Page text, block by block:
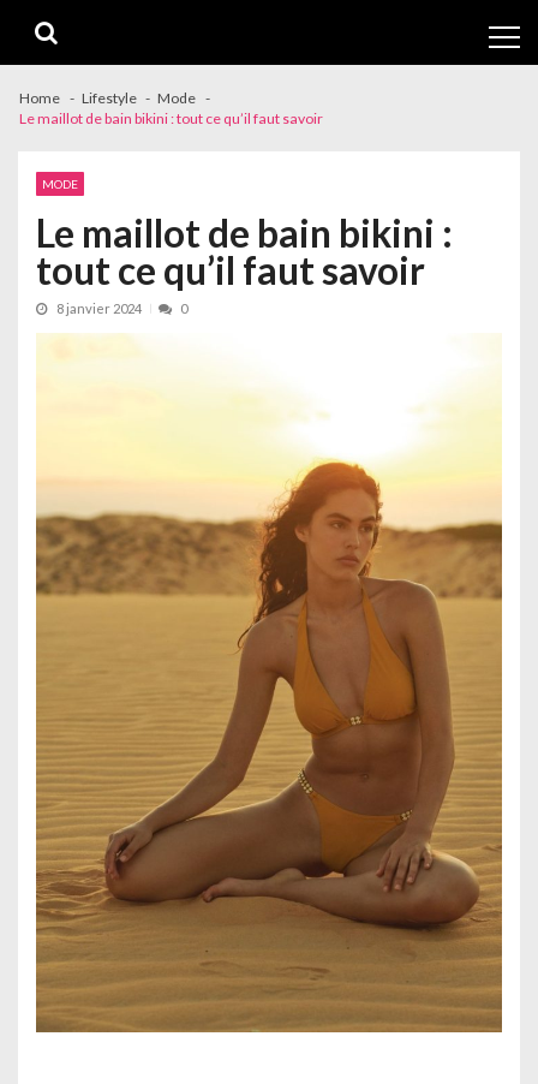
navigation
content
Home Lifestyle
Mode
Le maillot de bain bikini : tout ce qu’il faut savoir
MODE
Le maillot de bain bikini :
tout ce qu’il faut savoir
8 janvier 2024 0